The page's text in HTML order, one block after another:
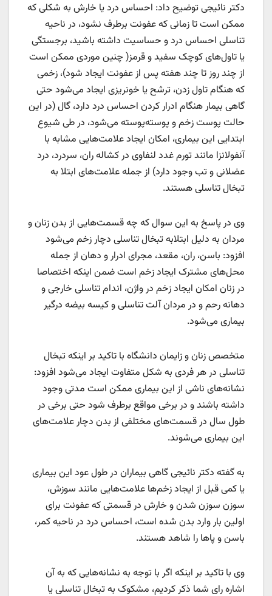
دکتر نائیجی توضیح داد: احساس درد یا خارش به شکلی که
ممکن است تا زمانی که عفونت برطرف نشود، در ناحیه
تناسلی احساس درد و حساسیت داشته باشید، برجستگی
یا تاول‌های کوچک سفید و قرمز( چنین موردی ممکن است
از چند روز تا چند هفته پس از عفونت ایجاد شود)، زخمی
که هنگام تاول زدن، ترشح یا خونریزی ایجاد می‌شود حتی
گاهی بیمار هنگام ادرار کردن احساس درد دارد، گال (در این
حالت پوست زخم و پوسته‌پوسته می‌شود، در طی شیوع
ابتدایی این بیماری، امکان ایجاد علامت‌هایی مشابه با
آنفولانزا مانند تورم غدد لنفاوی در کشاله ران، سردرد، درد
عضلانی و تب وجود دارد) از جمله علامت‌های ابتلا به
تبخال تناسلی هستند.
وی در پاسخ به این سوال که چه قسمت‌هایی از بدن زنان و
مردان به دلیل ابتلابه تبخال تناسلی دچار زخم می‌شود
افزود: باسن، ران، مقعد، مجرای ادرار و دهان از جمله
محل‌های مشترک ایجاد زخم است ضمن اینکه اختصاصا
در زنان امکان ایجاد زخم در واژن، اندام تناسلی خارجی و
دهانه رحم و در مردان آلت تناسلی و کیسه بیضه درگیر
بیماری می‌شود.
متخصص زنان و زایمان دانشگاه با تاکید بر اینکه تبخال
تناسلی در هر فردی به شکل متفاوت ایجاد می‌شود افزود:
نشانه‌های ناشی از این بیماری ممکن است مدتی وجود
داشته باشند و در برخی مواقع برطرف شود حتی برخی در
طول سال در قسمت‌های مختلفی از بدن دچار علامت‌های
این بیماری می‌شوند.
به گفته دکتر نائیجی گاهی بیماران در طول عود این بیماری
یا کمی قبل از ایجاد زخم‌ها علامت‌هایی مانند سوزش،
سوزن سوزن شدن و خارش در قسمتی که عفونت برای
اولین بار وارد بدن شده است، احساس درد در ناحیه کمر،
باسن و پاها را شاهد هستند.
وی با تاکید بر اینکه اگر با توجه به نشانه‌هایی که به آن
اشاره رای شما ذکر کردیم، مشکوک به تبخال تناسلی یا